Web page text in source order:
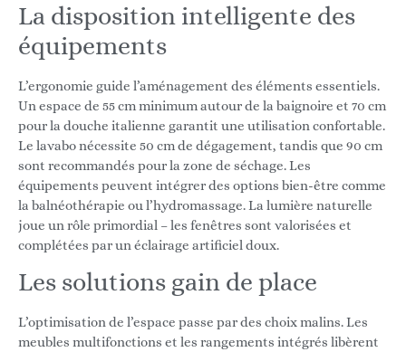
La disposition intelligente des
équipements
L’ergonomie guide l’aménagement des éléments essentiels.
Un espace de 55 cm minimum autour de la baignoire et 70 cm
pour la douche italienne garantit une utilisation confortable.
Le lavabo nécessite 50 cm de dégagement, tandis que 90 cm
sont recommandés pour la zone de séchage. Les
équipements peuvent intégrer des options bien-être comme
la balnéothérapie ou l’hydromassage. La lumière naturelle
joue un rôle primordial – les fenêtres sont valorisées et
complétées par un éclairage artificiel doux.
Les solutions gain de place
L’optimisation de l’espace passe par des choix malins. Les
meubles multifonctions et les rangements intégrés libèrent